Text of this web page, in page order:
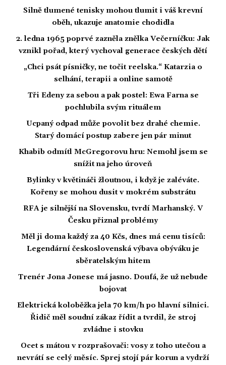
Silně tlumené tenisky mohou tlumit i váš krevní
oběh, ukazuje anatomie chodidla
2. ledna 1965 poprvé zazněla znělka Večerníčku: Jak
vznikl pořad, který vychoval generace českých dětí
„Chci psát písničky, ne točit reelska.“ Katarzia o
selhání, terapii a online samotě
Tři Edeny za sebou a pak postel: Ewa Farna se
pochlubila svým rituálem
Ucpaný odpad může povolit bez drahé chemie.
Starý domácí postup zabere jen pár minut
Khabib odmítl McGregorovu hru: Nemohl jsem se
snížit na jeho úroveň
Bylinky v květináči žloutnou, i když je zaléváte.
Kořeny se mohou dusit v mokrém substrátu
RFA je silnější na Slovensku, tvrdí Marhanský. V
Česku přiznal problémy
Měl ji doma každý za 40 Kčs, dnes má cenu tisíců:
Legendární československá výbava obýváku je
sběratelským hitem
Trenér Jona Jonese má jasno. Doufá, že už nebude
bojovat
Elektrická koloběžka jela 70 km/h po hlavní silnici.
Řidič měl soudní zákaz řídit a tvrdil, že stroj
zvládne i stovku
Ocet s mátou v rozprašovači: vosy z toho utečou a
nevrátí se celý měsíc. Sprej stojí pár korun a vydrží